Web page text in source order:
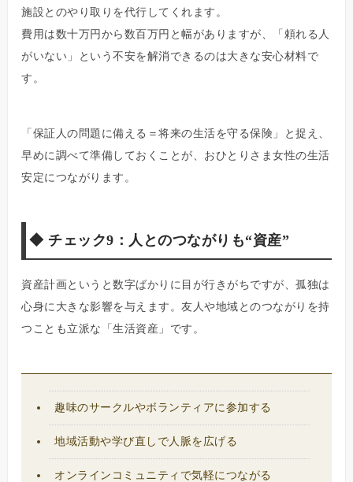
施設とのやり取りを代行してくれます。
費用は数十万円から数百万円と幅がありますが、「頼れる人
がいない」という不安を解消できるのは大きな安心材料で
す。
「保証人の問題に備える＝将来の生活を守る保険」と捉え、
早めに調べて準備しておくことが、おひとりさま女性の生活
安定につながります。
◆ チェック9：人とのつながりも“資産”
資産計画というと数字ばかりに目が行きがちですが、孤独は
心身に大きな影響を与えます。友人や地域とのつながりを持
つことも立派な「生活資産」です。
趣味のサークルやボランティアに参加する
地域活動や学び直しで人脈を広げる
オンラインコミュニティで気軽につながる